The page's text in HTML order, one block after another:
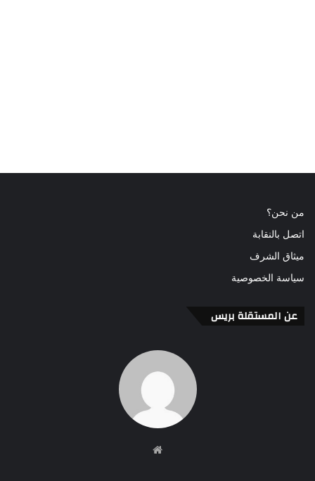
من نحن؟
اتصل بالنقابة
ميثاق الشرف
سياسة الخصوصية
عن المستقلة بريس